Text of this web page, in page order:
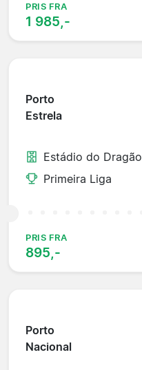
PRIS FRA
1 985,-
Porto
Estrela
Estádio do Dragão
Primeira Liga
PRIS FRA
895,-
Porto
Nacional